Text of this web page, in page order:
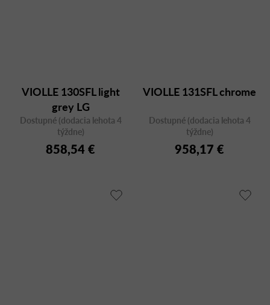
VIOLLE 130SFL light
grey LG
Dostupné (dodacia lehota 4
týždne)
858,54 €
VIOLLE 131SFL chrome
Dostupné (dodacia lehota 4
týždne)
958,17 €